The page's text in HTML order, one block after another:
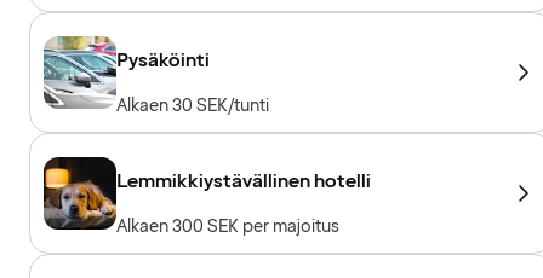
Pysäköinti
Alkaen 30 SEK/tunti
Lemmikkiystävällinen hotelli
Alkaen 300 SEK per majoitus